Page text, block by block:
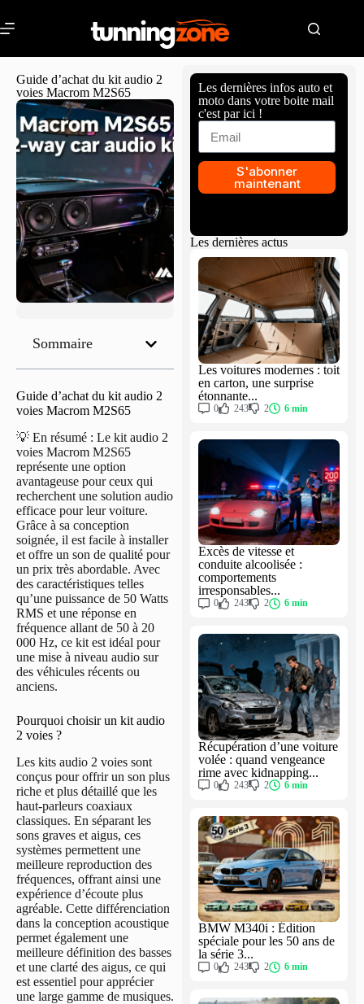
Guide d’achat du kit audio 2
voies Macrom M2S65
Sommaire
Guide d’achat du kit audio 2
voies Macrom M2S65
💡 En résumé : Le kit audio 2
voies Macrom M2S65
représente une option
avantageuse pour ceux qui
recherchent une solution audio
efficace pour leur voiture.
Grâce à sa conception
soignée, il est facile à installer
et offre un son de qualité pour
un prix très abordable. Avec
des caractéristiques telles
qu’une puissance de 50 Watts
RMS et une réponse en
fréquence allant de 50 à 20
000 Hz, ce kit est idéal pour
une mise à niveau audio sur
des véhicules récents ou
anciens.
Pourquoi choisir un kit audio
2 voies ?
Les kits audio 2 voies sont
conçus pour offrir un son plus
riche et plus détaillé que les
haut-parleurs coaxiaux
classiques. En séparant les
sons graves et aigus, ces
systèmes permettent une
meilleure reproduction des
fréquences, offrant ainsi une
expérience d’écoute plus
agréable. Cette différenciation
dans la conception acoustique
permet également une
meilleure définition des basses
et une clarté des aigus, ce qui
est essentiel pour apprécier
une large gamme de musiques.
Les dernières infos auto et
moto dans votre boite mail
c'est par ici !
S'abonner
maintenant
Les dernières actus
Les voitures modernes : toit
en carton, une surprise
étonnante...
0 243 2 6 min
Excès de vitesse et
conduite alcoolisée :
comportements
irresponsables...
0 243 2 6 min
Récupération d’une voiture
volée : quand vengeance
rime avec kidnapping...
0 243 2 6 min
BMW M340i : Édition
spéciale pour les 50 ans de
la série 3...
0 243 2 6 min